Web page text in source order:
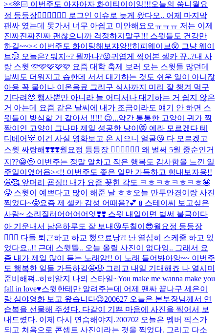
><🫶🏻 이번주도 아자아자 화이티이이잉!!!오늘의 쑴니 월요
정 등등장🧚🏻‍♀️🧚🏻‍♀️ 로그인 이슈로 늦게 왔다오.. 어제 마지막
팬싸 였는데 못가서 너무 아쉽고 미안해요오ㅠㅠㅠ 저는 이제
진짜진짜진짜 괜찮으니까 걱정하지말구!!! 스윗들도 건강만
하길~~>< 이번주도 화이팅해보쟈앙!!히피웨이브😲 그냥 웨이
브🤭 오늘은? 뭐지~? 뭘까나?😜귀엽게 찍어본 셀카 뀨..?내 사
랑 스윗 🩷🩷🩷🩷🩷 요즘 대학 축제 보러 오는 스윗들 많던데
날씨도 더워지고 습한데 서서 대기하는 것도 쉬운 일이 아니잖
아용 꼭 물이나 이온음료 그리구 식사까지 미리 잘 챙겨 먹구
기다려🥹 행사뿐만 아니라 늘 어디서나 대기하는 거 쉽지 않은
거 아는데 요즘 같은 날씨에 내가 조금이라도 얘기 안 하면 스
윗들이 방심할 거 같아서 !!!!! 😉...약간 통통한 고양이 귀가 짝
짝이인 고양이 그나마 제일 성공한 냥이😻 에라 모르겠다 테
디베어🐻 이건 사실 영화보고 온 시으니 얼굴😘 다 모르겠고
스윗 싸랑해❣️❣️❣️월요정 등등장 🧚🏻‍♀️🧚🏻‍♀️ 왜 벌써 5월 중순인거
지??😀🥹 이번주는 정말 알차고 작은 행복도 감사함을 느낀 일
주일이였어욥><!! 이번주도 좋은 일만 가득하고 힘내보자용!!
🤩🥰 앞머리 굡징!! 내가 요즘 꽂힌 각도 ㅋㅎㅋㅎㅋㅎㅋㅎ🤪
😜 스윗이 예쁘다고 많이 해준 날 ㅎㅎ 오늘 만두안경이랑 사진
찍었다~🤓요즘 제 셀카 감성 어때욤?💕📱 스테이씨 보고싶은
사람~ 소리질러어어어어엇❣️❣️ 스윗 내일이면 벌써 불금이다
아 기운내서 남은하루도 잘 보내😘두칠이😎월요정 등등장
🧚🏻‍♀️ 다들 퇴근하고 하교 했으료낭?! 난 열심히 스케줄 하고 있
었다요..!! 근데 스윗뜰.. 오늘 올릴 사진이 없다잉.. 그래서 요
즘 내가 제일 많이 듣는 노래얌!! 이 노래 들어봐아앙~~ 이번주
도 행복한 일들 가득하길🤩😆 그리고 내일 기대해죠 나 열시미
준비해쪄..히히 알지 나의 스타일~You make me wanna make you
fall in love♥️스윗한테만 알려주는데 어제 팬싸 끝나구 세은이
랑 심야영화 보고 왔습니다😉200627 오늘은 본부장님께서 연
습복을 선물해 주셨다. 다같이 기쁜 마음에 사진을 찍어서 보
내드렸다. 이제 다시 연습해야지.200702 오늘은 멤버 픽스가
되고 처음으로 콘셉트 사진이라는 것을 찍었다. 그리고 다소